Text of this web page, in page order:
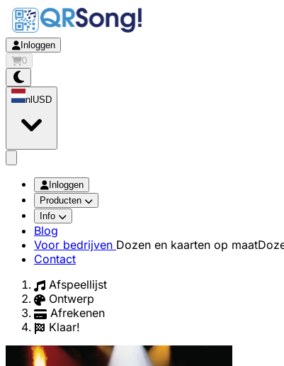
Inloggen
0
nl USD
Inloggen
Producten
Info
Blog
Voor bedrijven Dozen en kaarten op maat
Contact
Afspeellijst
Ontwerp
Afrekenen
Klaar!